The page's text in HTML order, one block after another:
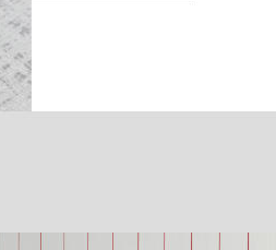
度が冨いため、施工費が割増しになる場
や現場の環境などをご確認の上、商品選
の石膏ボード
の石膏ボード